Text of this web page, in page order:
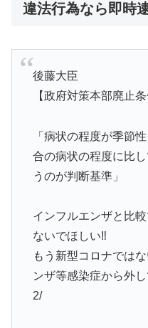
違法行為なら即時
後藤大臣
【政府対策本部廃止
「病状の程度が季節
合の病状の程度に比
うのが判断基準」
インフルエンザと比
ないでほしい‼️
もう新型コロナでは
ンザ等感染症から外し
2/